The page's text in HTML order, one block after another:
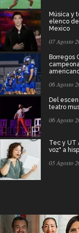
Música y
elenco de
Mexico
07 Agosto
Borregos
06 Agosto
Del
teatro
06 Agosto
Tec y UT
voz" a
05 Agosto